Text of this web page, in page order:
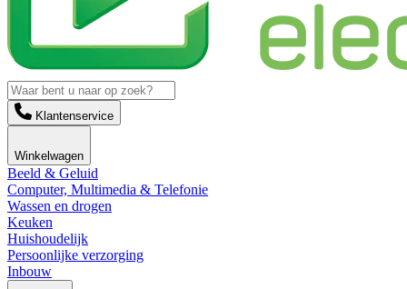
Klantenservice
Winkelwagen
Beeld & Geluid
Computer, Multimedia & Telefonie
Wassen en drogen
Keuken
Huishoudelijk
Persoonlijke verzorging
Inbouw